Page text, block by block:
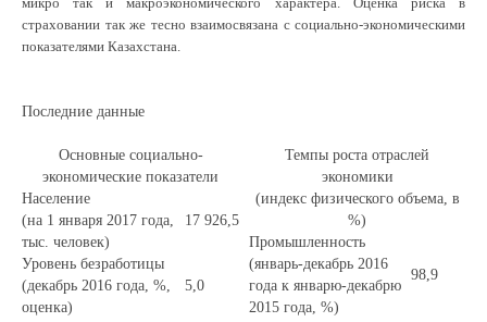
страховании так же тесно взаимосвязана с социально-экономическими
показателями Казахстана.
Последние данные
Основные социально-
экономические показатели
Население
(на 1 января 2017 года,
тыс. человек)
17 926,5
Уровень безработицы
(декабрь 2016 года, %,
оценка)
5,0
Темпы роста отраслей
экономики
(индекс физического объема, в
%)
Промышленность
(январь-декабрь 2016
года к январю-декабрю
2015 года, %)
98,9